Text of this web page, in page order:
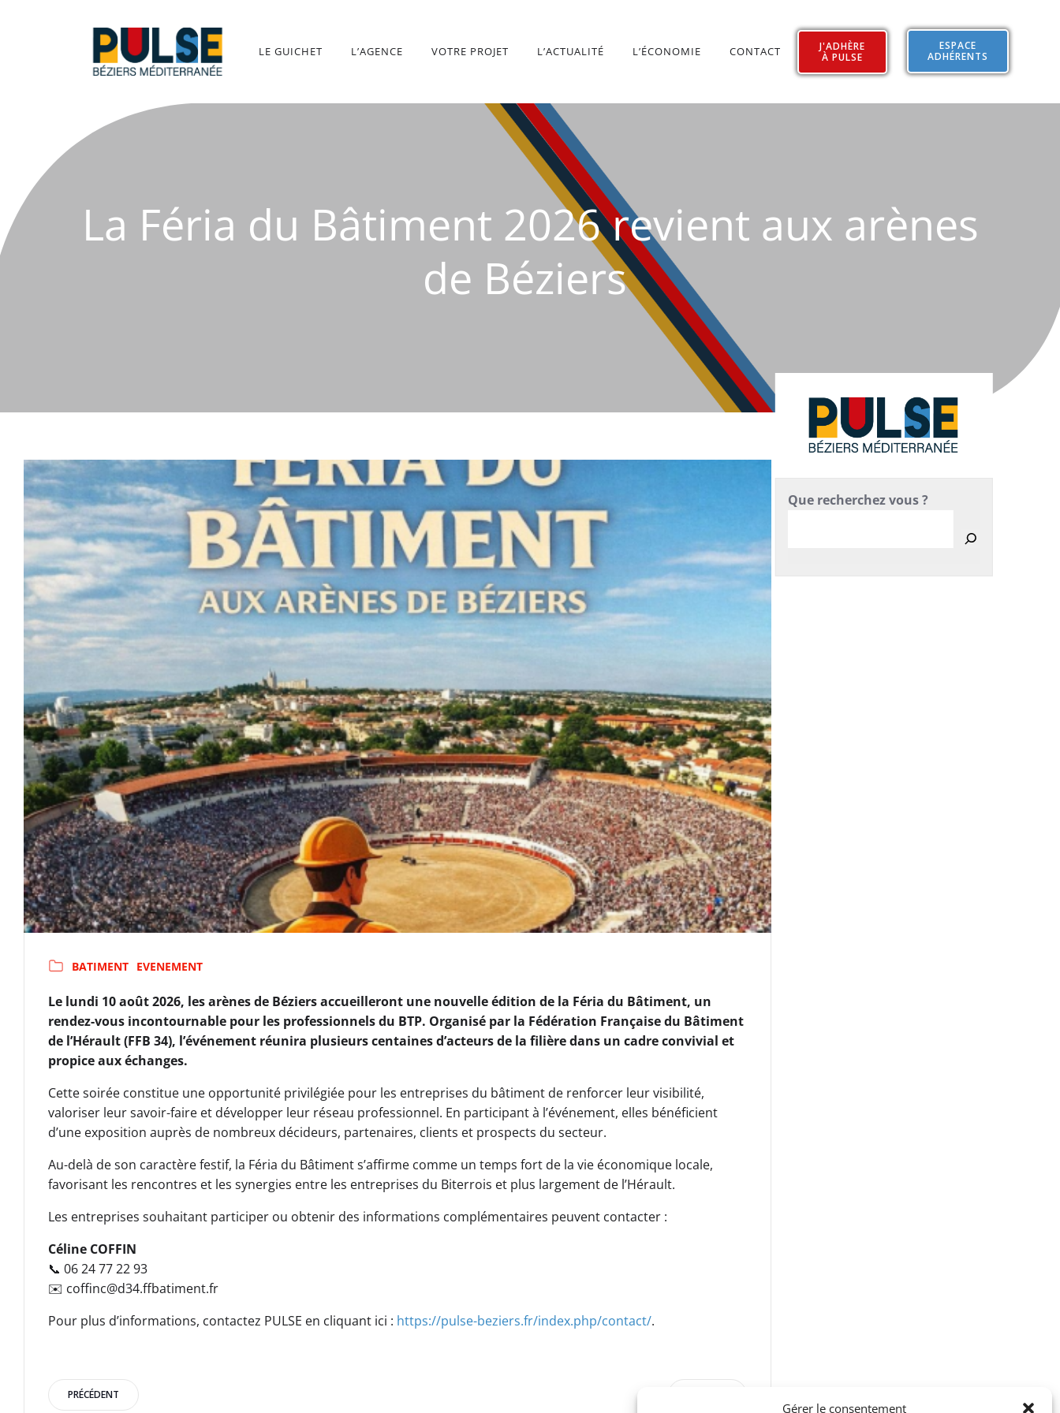
Gérer le consentement
LE GUICHET L’AGENCE VOTRE PROJET L’ACTUALITÉ L’ÉCONOMIE CONTACT
J'ADHÈRE
À PULSE
ESPACE
ADHÉRENTS
La Féria du Bâtiment 2026 revient aux arènes
de Béziers
BATIMENT EVENEMENT
Le lundi 10 août 2026, les arènes de Béziers accueilleront une nouvelle édition de la Féria du Bâtiment, un
rendez-vous incontournable pour les professionnels du BTP. Organisé par la Fédération Française du Bâtiment
de l’Hérault (FFB 34), l’événement réunira plusieurs centaines d’acteurs de la filière dans un cadre convivial et
propice aux échanges.
Cette soirée constitue une opportunité privilégiée pour les entreprises du bâtiment de renforcer leur visibilité,
valoriser leur savoir-faire et développer leur réseau professionnel. En participant à l’événement, elles bénéficient
d’une exposition auprès de nombreux décideurs, partenaires, clients et prospects du secteur.
Au-delà de son caractère festif, la Féria du Bâtiment s’affirme comme un temps fort de la vie économique locale,
favorisant les rencontres et les synergies entre les entreprises du Biterrois et plus largement de l’Hérault.
Les entreprises souhaitant participer ou obtenir des informations complémentaires peuvent contacter :
Céline COFFIN
📞 06 24 77 22 93
✉️ coffinc@d34.ffbatiment.fr
Pour plus d’informations, contactez PULSE en cliquant ici : https://pulse-beziers.fr/index.php/contact/.
Post
PRÉCÉDENT
Que recherchez vous ?